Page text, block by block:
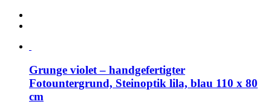
Grunge violet – handgefertigter
Fotountergrund, Steinoptik lila, blau 110 x 80
cm